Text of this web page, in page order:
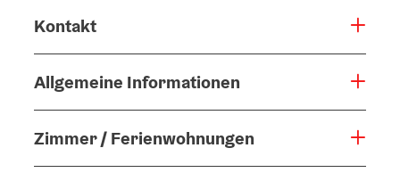
Kontakt
Allgemeine Informationen
Zimmer / Ferienwohnungen